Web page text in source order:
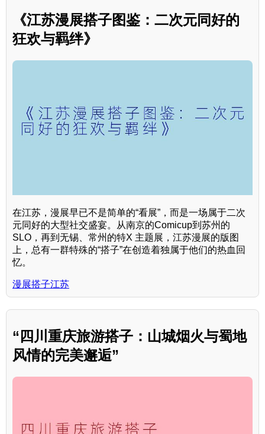
《江苏漫展搭子图鉴：二次元同好的
狂欢与羁绊》
在江苏，漫展早已不是简单的“看展”，而是一场属于二次
元同好的大型社交盛宴。从南京的Comicup到苏州的
SLO，再到无锡、常州的特X 主题展，江苏漫展的版图
上，总有一群特殊的“搭子”在创造着独属于他们的热血回
忆。
漫展搭子江苏
“四川重庆旅游搭子：山城烟火与蜀地
风情的完美邂逅”